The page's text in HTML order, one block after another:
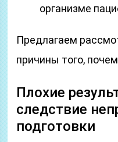
организме
Предлагаем
причины того,
Плохие
следствие
подготовки